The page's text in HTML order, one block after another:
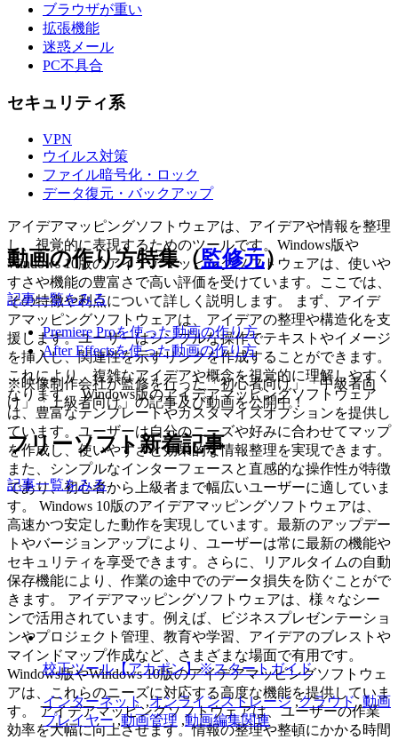
ブラウザが重い
拡張機能
迷惑メール
PC不具合
セキュリティ系
VPN
ウイルス対策
ファイル暗号化・ロック
データ復元・バックアップ
アイデアマッピングソフトウェアは、アイデアや情報を整理
し、視覚的に表現するためのツールです。Windows版や
Windows 10版のアイデアマッピングソフトウェアは、使いや
すさや機能の豊富さで高い評価を受けています。ここでは、
その特徴や利点について詳しく説明します。 まず、アイデ
アマッピングソフトウェアは、アイデアの整理や構造化を支
援します。ユーザーはシンプルな操作でテキストやイメージ
を挿入し、関連性を示すリンクを作成することができます。
これにより、複雑なアイデアや概念を視覚的に理解しやすく
なります。 Windows版のアイデアマッピングソフトウェア
は、豊富なテンプレートやカスタマイズオプションを提供し
ています。ユーザーは自分のニーズや好みに合わせてマップ
を作成し、使いやすさと効果的な情報整理を実現できます。
また、シンプルなインターフェースと直感的な操作性が特徴
であり、初心者から上級者まで幅広いユーザーに適していま
す。 Windows 10版のアイデアマッピングソフトウェアは、
高速かつ安定した動作を実現しています。最新のアップデー
トやバージョンアップにより、ユーザーは常に最新の機能や
セキュリティを享受できます。さらに、リアルタイムの自動
保存機能により、作業の途中でのデータ損失を防ぐことがで
きます。 アイデアマッピングソフトウェアは、様々なシー
ンで活用されています。例えば、ビジネスプレゼンテーショ
ンやプロジェクト管理、教育や学習、アイデアのブレストや
マインドマップ作成など、さまざまな場面で有用です。
Windows版やWindows 10版のアイデアマッピングソフトウェ
アは、これらのニーズに対応する高度な機能を提供していま
す。 アイデアマッピングソフトウェアは、ユーザーの作業
効率を大幅に向上させます。情報の整理や整頓にかかる時間
動画の作り方特集（監修元）
記事一覧をみる
Premiere Proを使った動画の作り方
After Effectsを使った動画の作り方
※映像制作会社が監修を行った「初心者向け」「中級者向
け」「上級者向け」の記事及び動画を公開中！
フリーソフト新着記事
記事一覧をみる
校正ツール【アカポン】※スタートガイド
インターネット ,オンラインストレージ ,クラウド,動画
プレイヤー,動画管理 ,動画編集関連